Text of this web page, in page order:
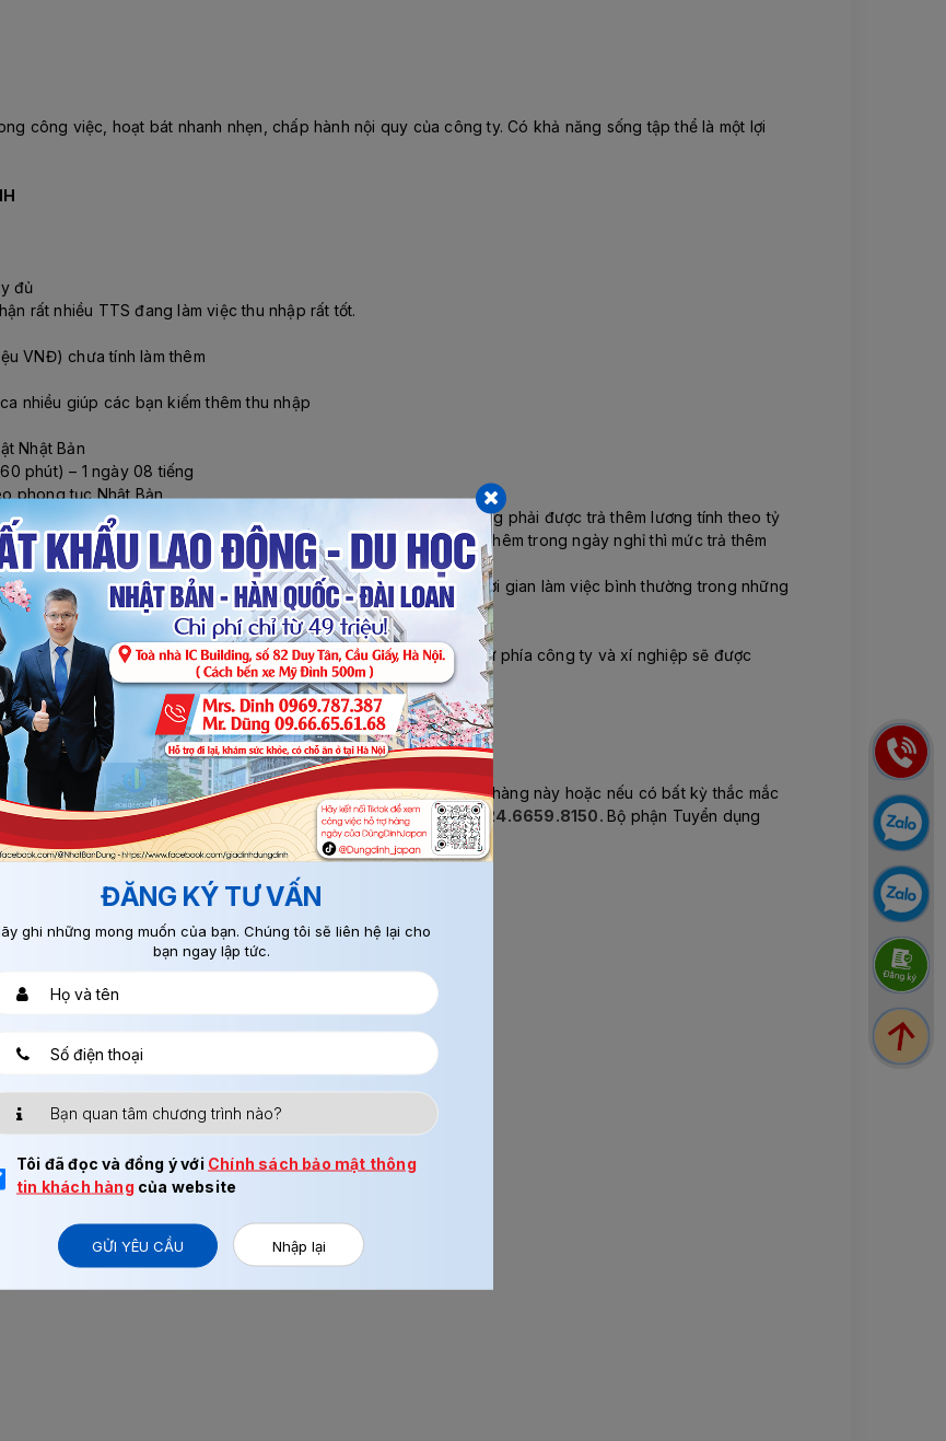
công việc, hoạt bát nhanh nhẹn, chấp hành nội quy của công ty. Có khả năng sống tập thể là một lợi
đủ
rất nhiều TTS đang làm việc thu nhập rất tốt.
VNĐ) chưa tính làm thêm
nhiều giúp các bạn kiếm thêm thu nhập
Nhật Bản
phút) – 1 ngày 08 tiếng
phong tục Nhật Bản
gian 8h trên sẽ được tính là thời gian làm thêm và người lao động phải được trả thêm lương tính theo tỷ
những ngày làm việc trong tuần. Nếu người lao động phải làm thêm trong ngày nghỉ thì mức trả thêm
10 giờ tối đến 5 giờ sáng) sẽ được tính thêm 25% trở lên của thời gian làm việc bình thường trong những
tiêu chuẩn)
vấn chi tiết tại văn phòng công ty, nếu đáp ứng được yêu cầu từ phía công ty và xí nghiệp sẽ được
sức khỏe.
thi tuyển + nhập học tại trung tâm đào tạo
Bản + ký hợp đồng lao động
chế biến thực phẩm. Người lao động có nhu cầu thi tuyển đơn hàng này hoặc nếu có bất kỳ thắc mắc
ngần ngại liên hệ vớiTraenco Quốc TếquaSố điện thoại: 024.6659.8150.Bộ phận Tuyển dụng
động Nhật Bản hấp dẫn với mức thu nhập cao.
QUỐC TẾ
Mai Dịch, Cầu Giấy, Hà Nội
tới
ĐĂNG KÝ TƯ VẤN
ghi những mong muốn của bạn. Chúng tôi sẽ liên hệ lại cho
bạn ngay lập tức.
Tôi đã đọc và đồng ý với Chính sách bảo mật thông
tin khách hàng của website
GỬI YÊU CẦU Nhập lại